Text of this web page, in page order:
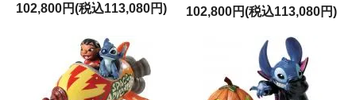
102,800円(税込113,080円)
102,800円(税込113,080円)